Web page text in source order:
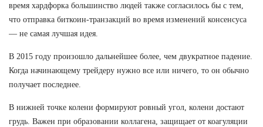
время хардфорка большинство людей также согласилось бы с тем,
что отправка биткоин-транзакций во время изменений консенсуса
— не самая лучшая идея.
В 2015 году произошло дальнейшее более, чем двукратное падение.
Когда начинающему трейдеру нужно все или ничего, то он обычно
получает последнее.
В нижней точке колени формируют ровный угол, колени достают
грудь. Важен при образовании коллагена, защищает от коагуляции